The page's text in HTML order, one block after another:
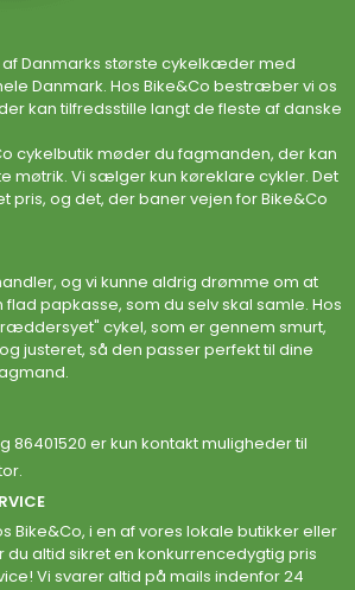
Danmarks største cykelkæder med
Danmark. Hos Bike&Co bestræber vi os
kan tilfredsstille langt de fleste af danske
cykelbutik møder du fagmanden, der kan
møtrik. Vi sælger kun køreklare cykler. Det
pris, og det, der baner vejen for Bike&Co
og vi kunne aldrig drømme om at
papkasse, som du selv skal samle. Hos
cykel, som er gennem smurt,
justeret, så den passer perfekt til dine
86401520 er kun kontakt muligheder til
Bike&Co, i en af vores lokale butikker eller
altid sikret en konkurrencedygtig pris
Vi svarer altid på mails indenfor 24